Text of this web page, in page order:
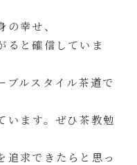
幸せ、
ると確信していま
ブルスタイル茶道で
います。ぜひ茶教勉
追求できたらと思っ